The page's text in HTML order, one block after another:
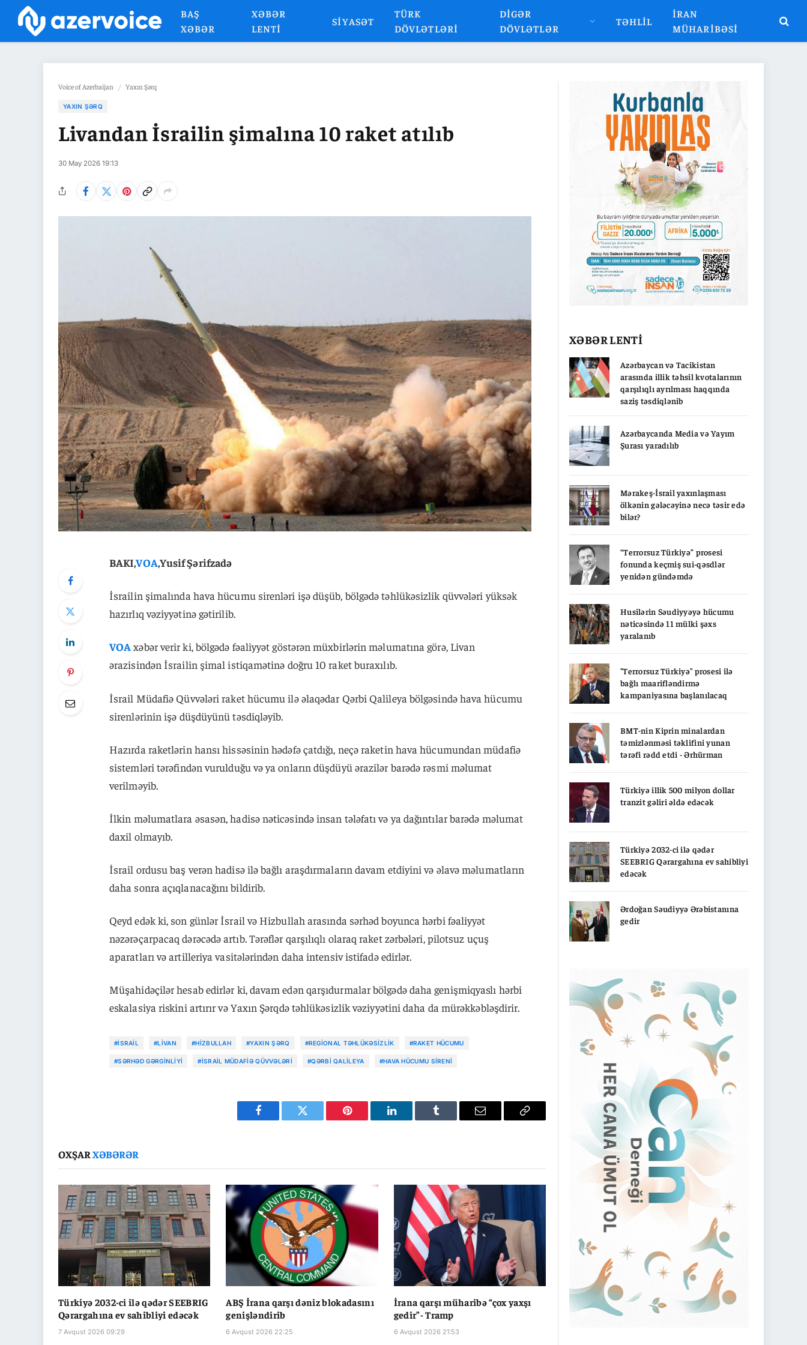
BAŞ
XƏBƏR
XƏBƏR
LENTI
SIYASƏT
TÜRK
DÖVLƏTLƏRI
DIGƏR
DÖVLƏTLƏR
TƏHLIL
İRAN
MÜHARIBƏSI
Voice of Azerbaijan / Yaxın Şərq
YAXIN ŞƏRQ
Livandan İsrailin şimalına 10 raket atılıb
30 May 2026 19:13
BAKI,VOA,Yusif Şərifzadə
İsrailin şimalında hava hücumu sirenləri işə düşüb, bölgədə təhlükəsizlik qüvvələri yüksək
hazırlıq vəziyyətinə gətirilib.
VOAxəbər verir ki, bölgədə fəaliyyət göstərən müxbirlərin məlumatına görə, Livan
ərazisindən İsrailin şimal istiqamətinə doğru 10 raket buraxılıb.
İsrail Müdafiə Qüvvələri raket hücumu ilə əlaqədar Qərbi Qalileya bölgəsində hava hücumu
sirenlərinin işə düşdüyünü təsdiqləyib.
Hazırda raketlərin hansı hissəsinin hədəfə çatdığı, neçə raketin hava hücumundan müdafiə
sistemləri tərəfindən vurulduğu və ya onların düşdüyü ərazilər barədə rəsmi məlumat
verilməyib.
İlkin məlumatlara əsasən, hadisə nəticəsində insan tələfatı və ya dağıntılar barədə məlumat
daxil olmayıb.
İsrail ordusu baş verən hadisə ilə bağlı araşdırmaların davam etdiyini və əlavə məlumatların
daha sonra açıqlanacağını bildirib.
Qeyd edək ki, son günlər İsrail və Hizbullah arasında sərhəd boyunca hərbi fəaliyyət
nəzərəçarpacaq dərəcədə artıb. Tərəflər qarşılıqlı olaraq raket zərbələri, pilotsuz uçuş
aparatları və artilleriya vasitələrindən daha intensiv istifadə edirlər.
Müşahidəçilər hesab edirlər ki, davam edən qarşıdurmalar bölgədə daha genişmiqyaslı hərbi
eskalasiya riskini artırır və Yaxın Şərqdə təhlükəsizlik vəziyyətini daha da mürəkkəbləşdirir.
#İSRAIL #LIVAN #HIZBULLAH #YAXIN ŞƏRQ #REGIONAL TƏHLÜKƏSIZLIK #RAKET HÜCUMU
#SƏRHƏD GƏRGINLIYI #İSRAIL MÜDAFIƏ QÜVVƏLƏRI #QƏRBI QALILEYA #HAVA HÜCUMU SIRENI
Facebook Twitter Pinterest LinkedIn Tumblr Email
Copy
OXŞARXƏBƏRƏR
Türkiyə 2032-ci ilə qədər SEEBRIG
Qərargahına ev sahibliyi edəcək
7 Avqust 2026 09:29
ABŞ İrana qarşı dəniz blokadasını
genişləndirib
6 Avqust 2026 22:25
İrana qarşı müharibə “çox yaxşı
gedir”- Tramp
6 Avqust 2026 21:53
XƏBƏR LENTİ
Azərbaycan və Tacikistan
arasında illik təhsil kvotalarının
qarşılıqlı ayrılması haqqında
saziş təsdiqlənib
Azərbaycanda Media və Yayım
Şurası yaradılıb
Mərakeş-İsrail yaxınlaşması
ölkənin gələcəyinə necə təsir edə
bilər?
“Terrorsuz Türkiyə” prosesi
fonunda keçmiş sui-qəsdlər
yenidən gündəmdə
Husilərin Səudiyyəyə hücumu
nəticəsində 11 mülki şəxs
yaralanıb
"Terrorsuz Türkiyə" prosesi ilə
bağlı maarifləndirmə
kampaniyasına başlanılacaq
BMT-nin Kiprin minalardan
təmizlənməsi təklifini yunan
tərəfi rədd etdi - Ərhürman
Türkiyə illik 500 milyon dollar
tranzit gəliri əldə edəcək
Türkiyə 2032-ci ilə qədər
SEEBRIG Qərargahına ev sahibliyi
edəcək
Ərdoğan Səudiyyə Ərəbistanına
gedir